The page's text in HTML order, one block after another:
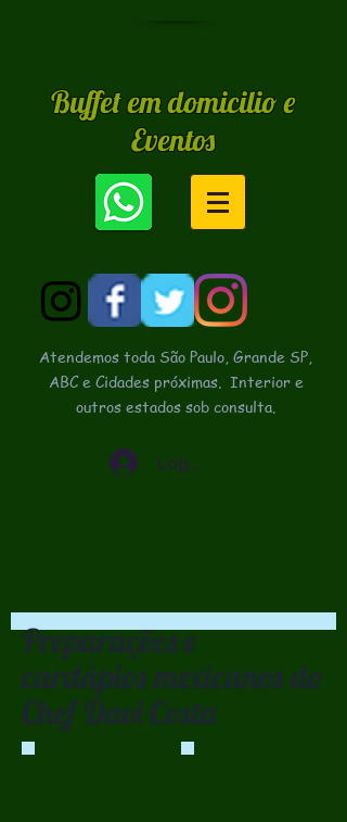
Buffet em domicilio e
Eventos
Atendemos toda São Paulo, Grande SP,
ABC e Cidades próximas. Interior e
outros estados sob consulta.
Login
Preparações e
cardápios mexicanos do
Chef Davi Costa